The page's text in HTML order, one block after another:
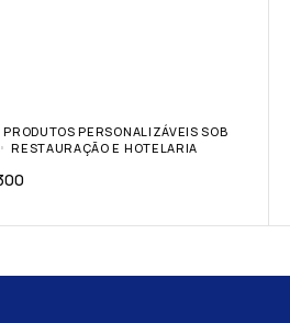
PRODUTOS PERSONALIZÁVEIS SOB
RESTAURAÇÃO E HOTELARIA